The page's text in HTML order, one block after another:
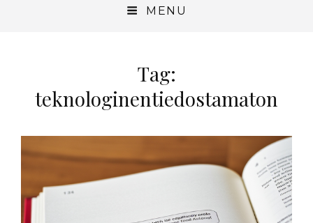
MENU
Tag:
teknologinentiedostamaton